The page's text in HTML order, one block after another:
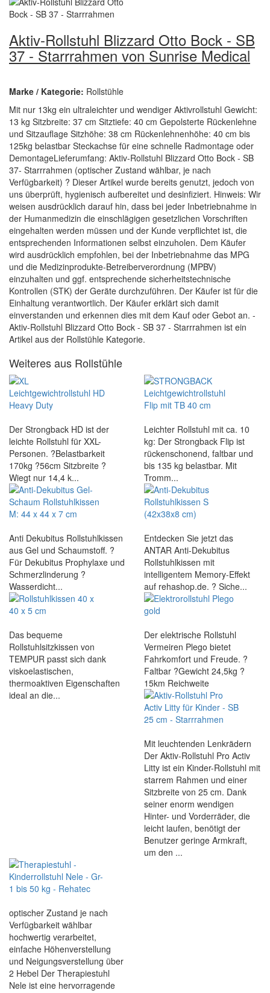
Aktiv-Rollstuhl Blizzard Otto Bock - SB
37 - Starrrahmen von Sunrise Medical
Marke / Kategorie: Rollstühle
Mit nur 13kg ein ultraleichter und wendiger Aktivrollstuhl Gewicht:
13 kg Sitzbreite: 37 cm Sitztiefe: 40 cm Gepolsterte Rückenlehne
und Sitzauflage Sitzhöhe: 38 cm Rückenlehnenhöhe: 40 cm bis
125kg belastbar Steckachse für eine schnelle Radmontage oder
DemontageLieferumfang: Aktiv-Rollstuhl Blizzard Otto Bock - SB
37- Starrrahmen (optischer Zustand wählbar, je nach
Verfügbarkeit) ? Dieser Artikel wurde bereits genutzt, jedoch von
uns überprüft, hygienisch aufbereitet und desinfiziert. Hinweis: Wir
weisen ausdrücklich darauf hin, dass bei jeder Inbetriebnahme in
der Humanmedizin die einschlägigen gesetzlichen Vorschriften
eingehalten werden müssen und der Kunde verpflichtet ist, die
entsprechenden Informationen selbst einzuholen. Dem Käufer
wird ausdrücklich empfohlen, bei der Inbetriebnahme das MPG
und die Medizinprodukte-Betreiberverordnung (MPBV)
einzuhalten und ggf. entsprechende sicherheitstechnische
Kontrollen (STK) der Geräte durchzuführen. Der Käufer ist für die
Einhaltung verantwortlich. Der Käufer erklärt sich damit
einverstanden und erkennen dies mit dem Kauf oder Gebot an. -
Aktiv-Rollstuhl Blizzard Otto Bock - SB 37 - Starrrahmen ist ein
Artikel aus der Rollstühle Kategorie.
Weiteres aus Rollstühle
Der Strongback HD ist der
leichte Rollstuhl für XXL-
Personen. ?Belastbarkeit
170kg ?56cm Sitzbreite ?
Wiegt nur 14,4 k...
Leichter Rollstuhl mit ca. 10
kg: Der Strongback Flip ist
rückenschonend, faltbar und
bis 135 kg belastbar. Mit
Tromm...
Anti Dekubitus Rollstuhlkissen
aus Gel und Schaumstoff. ?
Für Dekubitus Prophylaxe und
Schmerzlinderung ?
Wasserdicht...
Entdecken Sie jetzt das
ANTAR Anti-Dekubitus
Rollstuhlkissen mit
intelligentem Memory-Effekt
auf rehashop.de. ? Siche...
Das bequeme
Rollstuhlsitzkissen von
TEMPUR passt sich dank
viskoelastischen,
thermoaktiven Eigenschaften
ideal an die...
Der elektrische Rollstuhl
Vermeiren Plego bietet
Fahrkomfort und Freude. ?
Faltbar ?Gewicht 24,5kg ?
15km Reichweite
Mit leuchtenden Lenkrädern
Der Aktiv-Rollstuhl Pro Activ
Litty ist ein Kinder-Rollstuhl mit
starrem Rahmen und einer
Sitzbreite von 25 cm. Dank
seiner enorm wendigen
Hinter- und Vorderräder, die
leicht laufen, benötigt der
Benutzer geringe Armkraft,
um den ...
optischer Zustand je nach
Verfügbarkeit wählbar
hochwertig verarbeitet,
einfache Höhenverstellung
und Neigungsverstellung über
2 Hebel Der Therapiestuhl
Nele ist eine hervorragende